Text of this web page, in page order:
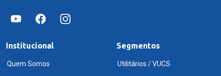
Institucional
Quem Somos
Segmentos
Utilitários / VUCS